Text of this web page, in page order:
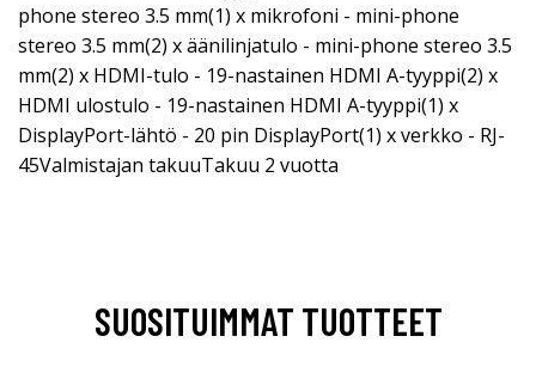
phone stereo 3.5 mm(1) x mikrofoni - mini-phone
stereo 3.5 mm(2) x äänilinjatulo - mini-phone stereo 3.5
mm(2) x HDMI-tulo - 19-nastainen HDMI A-tyyppi(2) x
HDMI ulostulo - 19-nastainen HDMI A-tyyppi(1) x
DisplayPort-lähtö - 20 pin DisplayPort(1) x verkko - RJ-
45Valmistajan takuuTakuu 2 vuotta
SUOSITUIMMAT TUOTTEET